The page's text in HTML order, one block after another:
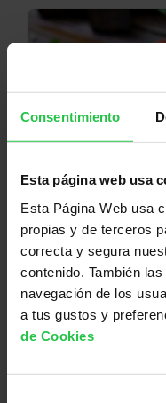
Consentimiento
Esta página web usa
Esta Página Web usa
propias y de terceros
correcta y segura
contenido. También
navegación de los
a tus gustos y
de Cookies
08/08/2026
Pamboliada
Salut